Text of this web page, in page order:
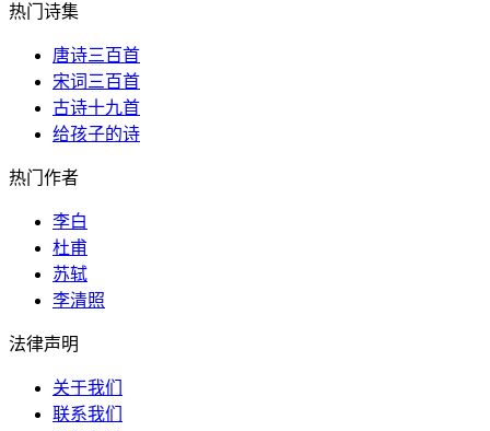
热门诗集
唐诗三百首
宋词三百首
古诗十九首
给孩子的诗
热门作者
李白
杜甫
苏轼
李清照
法律声明
关于我们
联系我们